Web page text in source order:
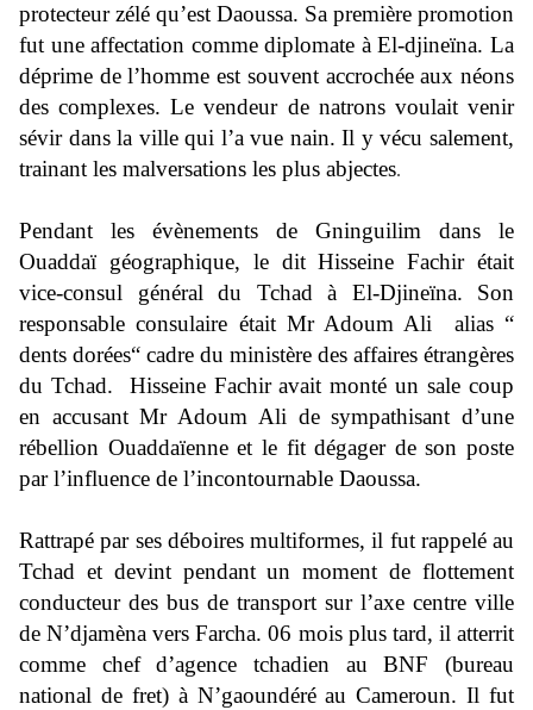
protecteur zélé qu’est Daoussa. Sa première promotion
fut une affectation comme diplomate à El-djineïna. La
déprime de l’homme est souvent accrochée aux néons
des complexes. Le vendeur de natrons voulait venir
sévir dans la ville qui l’a vue nain. Il y vécu salement,
trainant les malversations les plus abjectes.
Pendant les évènements de Gninguilim dans le
Ouaddaï géographique, le dit Hisseine Fachir était
vice-consul général du Tchad à El-Djineïna. Son
responsable consulaire était Mr Adoum Ali alias “
dents dorées“ cadre du ministère des affaires étrangères
du Tchad. Hisseine Fachir avait monté un sale coup
en accusant Mr Adoum Ali de sympathisant d’une
rébellion Ouaddaïenne et le fit dégager de son poste
par l’influence de l’incontournable Daoussa.
Rattrapé par ses déboires multiformes, il fut rappelé au
Tchad et devint pendant un moment de flottement
conducteur des bus de transport sur l’axe centre ville
de N’djamèna vers Farcha. 06 mois plus tard, il atterrit
comme chef d’agence tchadien au BNF (bureau
national de fret) à N’gaoundéré au Cameroun. Il fut